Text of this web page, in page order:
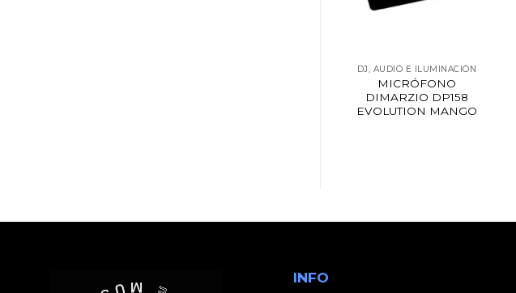
DJ, AUDIO E ILUMINACIÓN
MICRÓFONO
DIMARZIO DP158
EVOLUTION MANGO
INFO